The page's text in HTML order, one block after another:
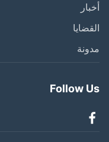
Follow